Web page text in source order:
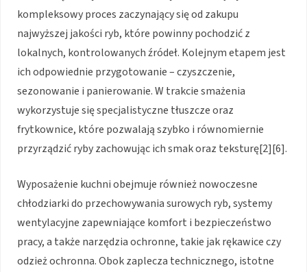
kompleksowy proces zaczynający się od zakupu
najwyższej jakości ryb, które powinny pochodzić z
lokalnych, kontrolowanych źródeł. Kolejnym etapem jest
ich odpowiednie przygotowanie – czyszczenie,
sezonowanie i panierowanie. W trakcie smażenia
wykorzystuje się specjalistyczne tłuszcze oraz
frytkownice, które pozwalają szybko i równomiernie
przyrządzić ryby zachowując ich smak oraz teksturę[2][6].
Wyposażenie kuchni obejmuje również nowoczesne
chłodziarki do przechowywania surowych ryb, systemy
wentylacyjne zapewniające komfort i bezpieczeństwo
pracy, a także narzędzia ochronne, takie jak rękawice czy
odzież ochronna. Obok zaplecza technicznego, istotne